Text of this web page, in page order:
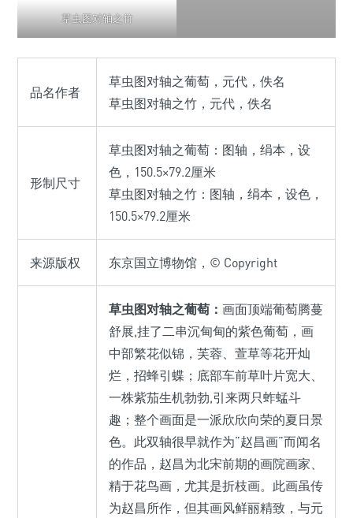
草虫图对轴之竹
品名作者
草虫图对轴之葡萄，元代，佚名
草虫图对轴之竹，元代，佚名
形制尺寸
草虫图对轴之葡萄：图轴，绢本，设
色，150.5×79.2厘米
草虫图对轴之竹：图轴，绢本，设色，
150.5×79.2厘米
来源版权 东京国立博物馆，© Copyright
草虫图对轴之葡萄： 画面顶端葡萄腾蔓
舒展,挂了二串沉甸甸的紫色葡萄，画
中部繁花似锦，芙蓉、萱草等花开灿
烂，招蜂引蝶；底部车前草叶片宽大、
一株紫茄生机勃勃,引来两只蚱蜢斗
趣；整个画面是一派欣欣向荣的夏日景
色。此双轴很早就作为”赵昌画”而闻名
的作品，赵昌为北宋前期的画院画家、
精于花鸟画，尤其是折枝画。此画虽传
为赵昌所作，但其画风鲜丽精致，与元